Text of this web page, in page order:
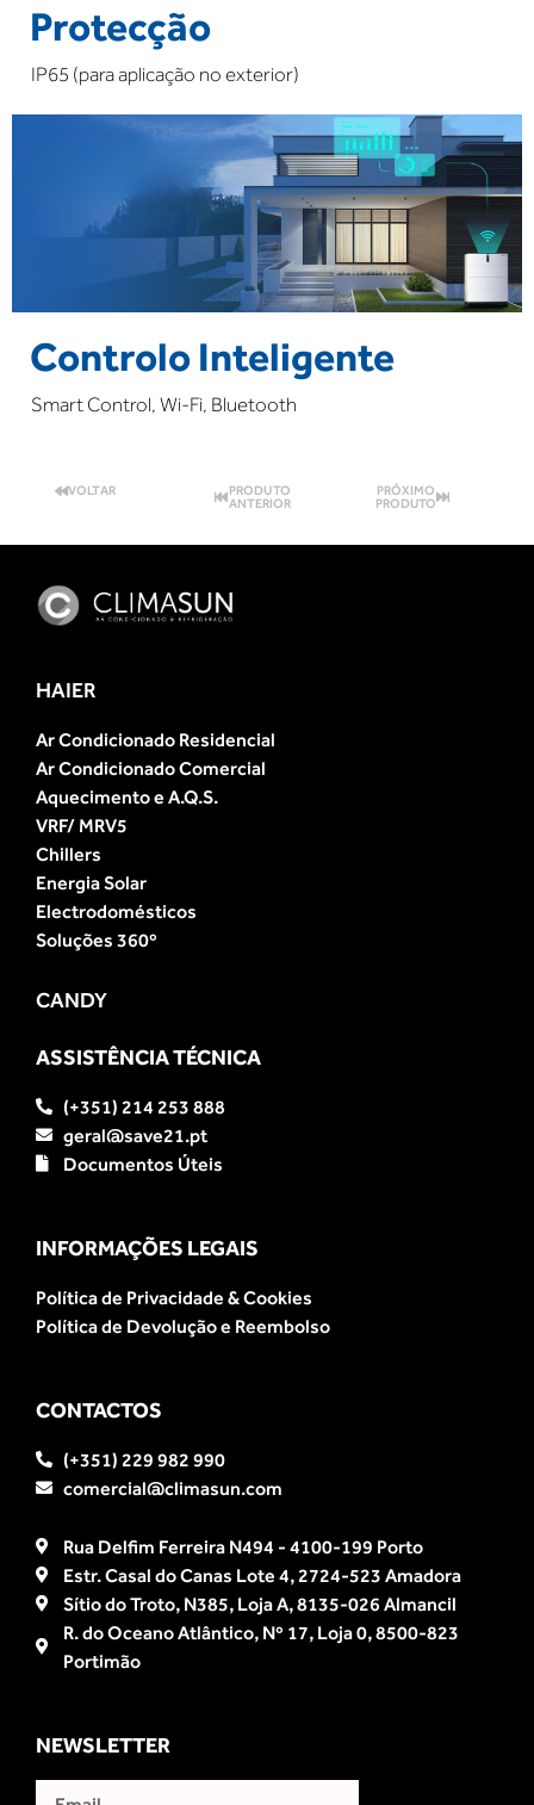
Protecção
IP65 (para aplicação no exterior)
Controlo Inteligente
Smart Control, Wi-Fi, Bluetooth
VOLTAR
PRODUTO
ANTERIOR
PRÓXIMO
PRODUTO
HAIER
Ar Condicionado Residencial
Ar Condicionado Comercial
Aquecimento e A.Q.S.
VRF/ MRV5
Chillers
Energia Solar
Electrodomésticos
Soluções 360º
CANDY
ASSISTÊNCIA TÉCNICA
(+351) 214 253 888
geral@save21.pt
Documentos Úteis
INFORMAÇÕES LEGAIS
Política de Privacidade & Cookies
Política de Devolução e Reembolso
CONTACTOS
(+351) 229 982 990
comercial@climasun.com
Rua Delfim Ferreira N494 - 4100-199 Porto
Estr. Casal do Canas Lote 4, 2724-523 Amadora
Sítio do Troto, N385, Loja A, 8135-026 Almancil
R. do Oceano Atlântico, Nº 17, Loja 0, 8500-823
Portimão
NEWSLETTER